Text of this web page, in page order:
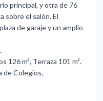
principal, y otra de 76
sobre el salón. El
de garaje y un amplio
126 m², Terraza 101 m².
de Colegios,